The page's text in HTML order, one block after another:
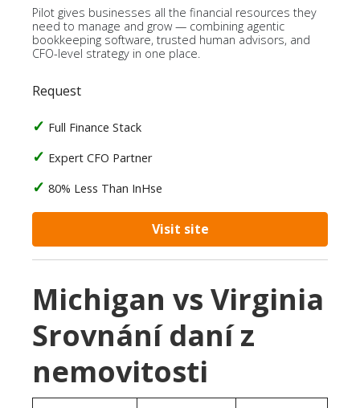
Pilot gives businesses all the financial resources they
need to manage and grow — combining agentic
bookkeeping software, trusted human advisors, and
CFO-level strategy in one place.
Request
Full Finance Stack
Expert CFO Partner
80% Less Than InHse
Visit site
Michigan vs Virginia
Srovnání daní z
nemovitosti